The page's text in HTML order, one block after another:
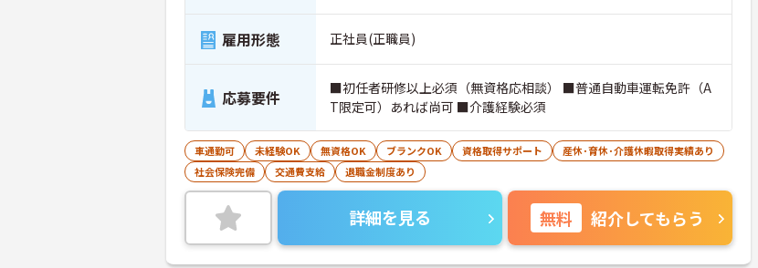
雇用形態 正社員(正職員)
応募要件
■初任者研修以上必須（無資格応相談） ■普通自動車運転免許（A
T限定可）あれば尚可 ■介護経験必須
車通勤可 未経験OK 無資格OK ブランクOK 資格取得サポート
産休･育休･介護休暇取得実績あり
社会保険完備
交通費支給 退職金制度あり
詳細を見る 無料 紹介してもらう